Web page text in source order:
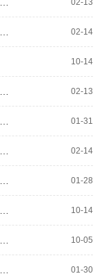
02-13
02-14
10-14
02-13
01-31
02-14
01-28
10-14
10-05
01-30